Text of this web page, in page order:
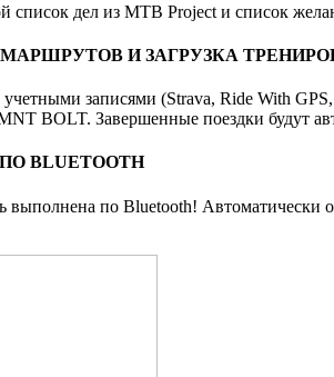
список дел из MTB Project и список
И ЗАГРУЗКА
записями (Strava, Ride With
BOLT. Завершенные поездки будут
BLUETOOTH
выполнена по Bluetooth!